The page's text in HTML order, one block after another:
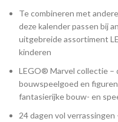
Te combineren met
deze kalender passen bij
uitgebreide assortiment
kinderen
LEGO® Marvel collectie –
bouwspeelgoed en
fantasierijke bouw- en
24 dagen vol